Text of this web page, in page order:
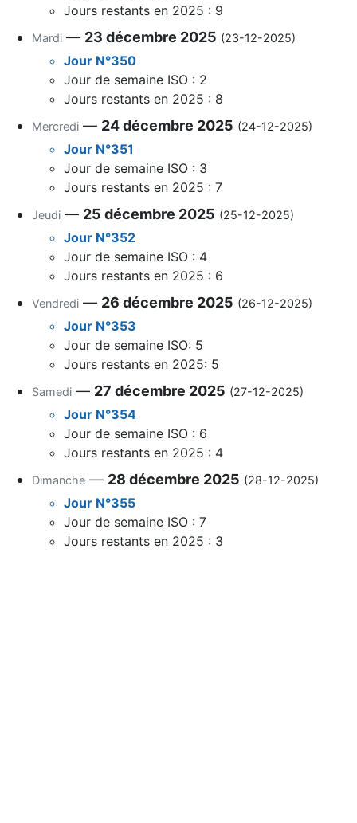
Jours restants en 2025 : 9
Mardi — 23 décembre 2025 (23-12-2025)
Jour N°350
Jour de semaine ISO : 2
Jours restants en 2025 : 8
Mercredi — 24 décembre 2025 (24-12-2025)
Jour N°351
Jour de semaine ISO : 3
Jours restants en 2025 : 7
Jeudi — 25 décembre 2025 (25-12-2025)
Jour N°352
Jour de semaine ISO : 4
Jours restants en 2025 : 6
Vendredi — 26 décembre 2025 (26-12-2025)
Jour N°353
Jour de semaine ISO: 5
Jours restants en 2025: 5
Samedi — 27 décembre 2025 (27-12-2025)
Jour N°354
Jour de semaine ISO : 6
Jours restants en 2025 : 4
Dimanche — 28 décembre 2025 (28-12-2025)
Jour N°355
Jour de semaine ISO : 7
Jours restants en 2025 : 3